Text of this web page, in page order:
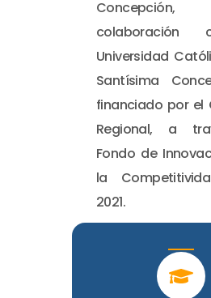
Universidad
Santísima
financiado por el
Regional, a
Fondo de
la
2021.